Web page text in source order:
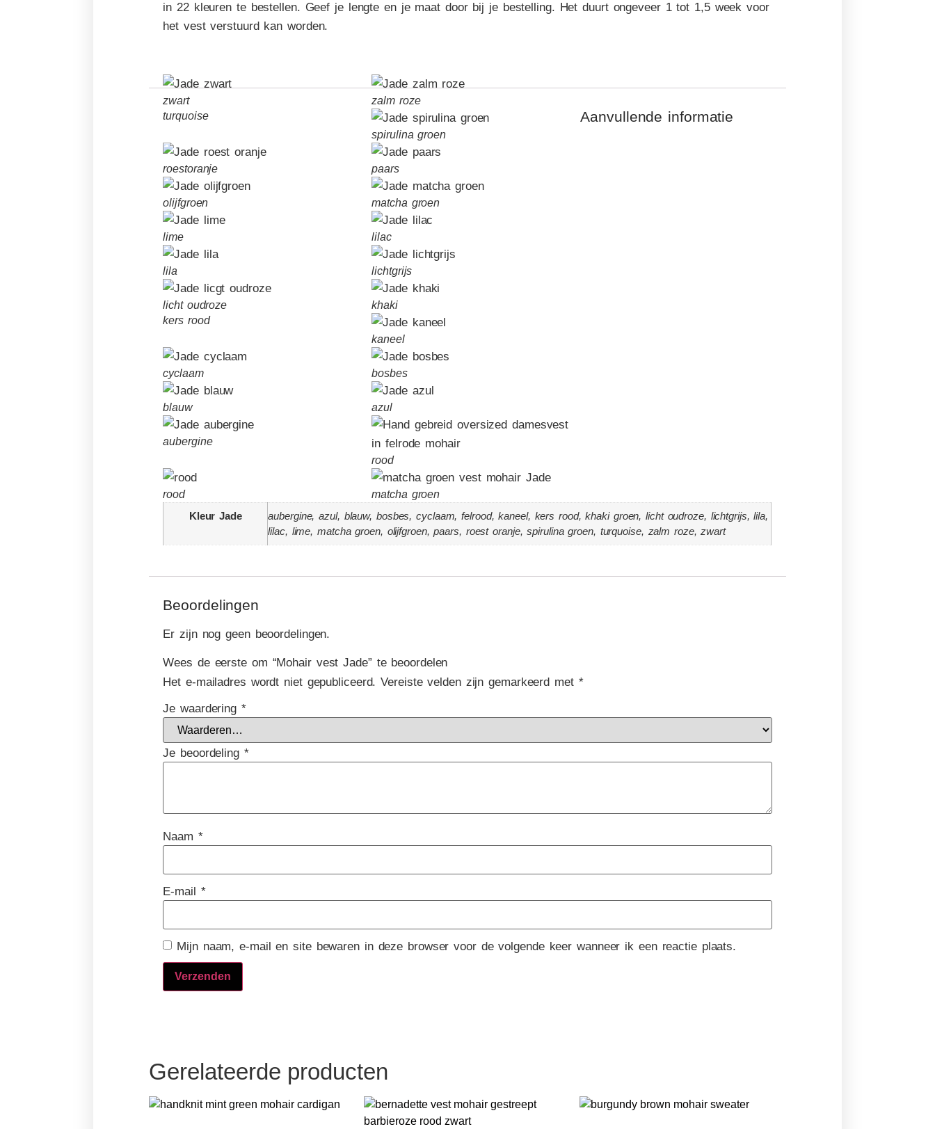
in 22 kleuren te bestellen. Geef je lengte en je maat door bij je bestelling. Het duurt ongeveer 1 tot 1,5 week voor
het vest verstuurd kan worden.
zwart
zalm roze
turquoise
spirulina groen
roestoranje paars
olijfgroen matcha groen
lime lilac
lila lichtgrijs
licht oudroze
khaki
kers rood
kaneel
cyclaam bosbes
blauw azul
aubergine
rood
rood matcha groen
Aanvullende informatie
Kleur Jade
aubergine, azul, blauw, bosbes, cyclaam, felrood, kaneel, kers rood, khaki groen, licht oudroze, lichtgrijs, lila,
lilac, lime, matcha groen, olijfgroen, paars, roest oranje, spirulina groen, turquoise, zalm roze, zwart
Beoordelingen
Er zijn nog geen beoordelingen.
Wees de eerste om “Mohair vest Jade” te beoordelen
Het e-mailadres wordt niet gepubliceerd. Vereiste velden zijn gemarkeerd met *
Je waardering *
Je beoordeling *
Naam *
E-mail *
Mijn naam, e-mail en site bewaren in deze browser voor de volgende keer wanneer ik een reactie plaats.
Gerelateerde producten